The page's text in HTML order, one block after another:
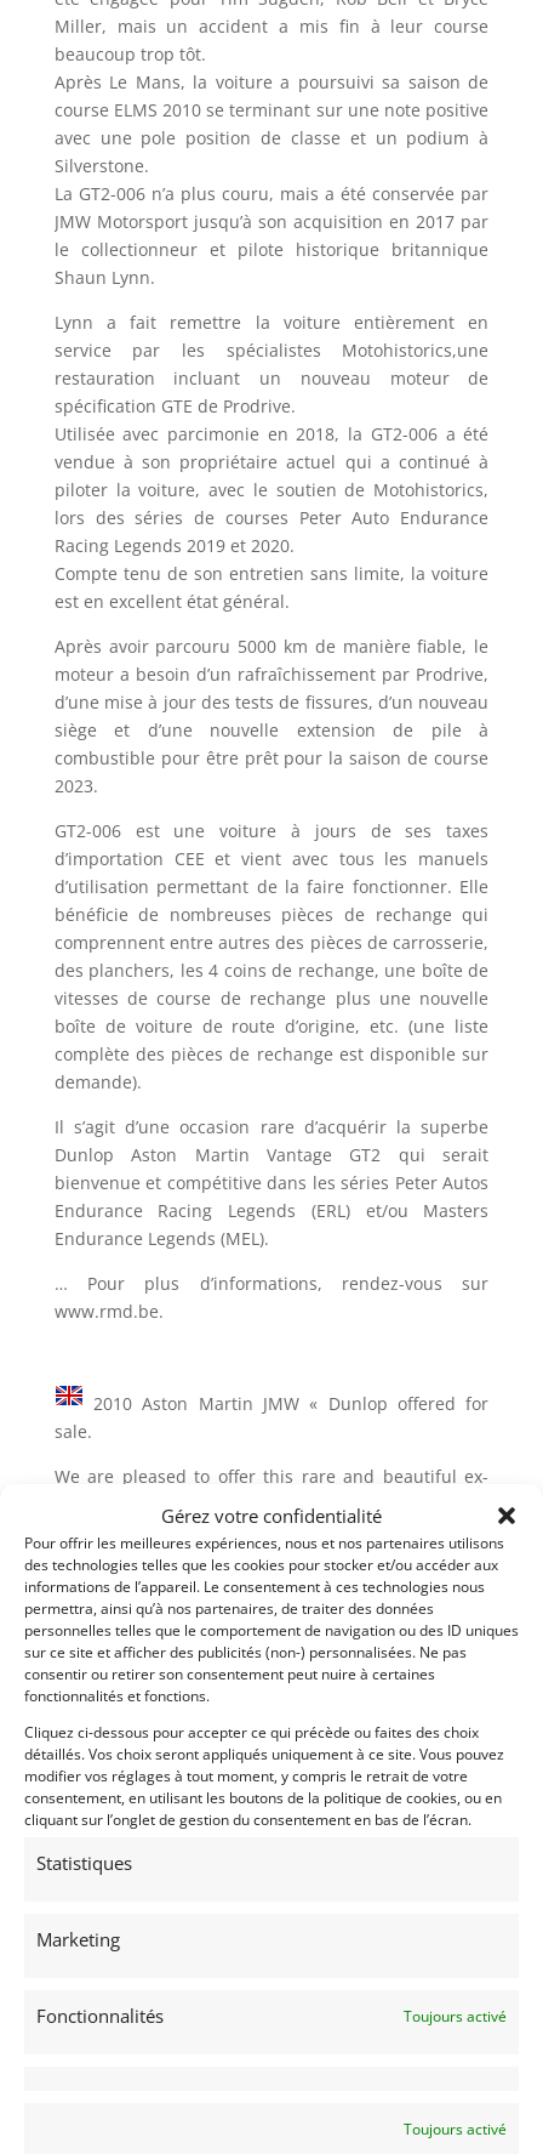
Gérez votre confidentialité
Pour offrir les meilleures expériences, nous et nos partenaires utilisons
des technologies telles que les cookies pour stocker et/ou accéder aux
informations de l’appareil. Le consentement à ces technologies nous
permettra, ainsi qu’à nos partenaires, de traiter des données
personnelles telles que le comportement de navigation ou des ID uniques
sur ce site et afficher des publicités (non-) personnalisées. Ne pas
consentir ou retirer son consentement peut nuire à certaines
fonctionnalités et fonctions.
Cliquez ci-dessous pour accepter ce qui précède ou faites des choix
détaillés. Vos choix seront appliqués uniquement à ce site. Vous pouvez
modifier vos réglages à tout moment, y compris le retrait de votre
consentement, en utilisant les boutons de la politique de cookies, ou en
cliquant sur l’onglet de gestion du consentement en bas de l’écran.
Statistiques
Marketing
Fonctionnalités Toujours activé
Toujours activé
Miller, mais un accident a mis fin à leur course
beaucoup trop tôt.
Après Le Mans, la voiture a poursuivi sa saison de
course ELMS 2010 se terminant sur une note positive
avec une pole position de classe et un podium à
Silverstone.
La GT2-006 n’a plus couru, mais a été conservée par
JMW Motorsport jusqu’à son acquisition en 2017 par
le collectionneur et pilote historique britannique
Shaun Lynn.
Lynn a fait remettre la voiture entièrement en
service par les spécialistes Motohistorics,une
restauration incluant un nouveau moteur de
spécification GTE de Prodrive.
Utilisée avec parcimonie en 2018, la GT2-006 a été
vendue à son propriétaire actuel qui a continué à
piloter la voiture, avec le soutien de Motohistorics,
lors des séries de courses Peter Auto Endurance
Racing Legends 2019 et 2020.
Compte tenu de son entretien sans limite, la voiture
est en excellent état général.
Après avoir parcouru 5000 km de manière fiable, le
moteur a besoin d’un rafraîchissement par Prodrive,
d’une mise à jour des tests de fissures, d’un nouveau
siège et d’une nouvelle extension de pile à
combustible pour être prêt pour la saison de course
2023.
GT2-006 est une voiture à jours de ses taxes
d’importation CEE et vient avec tous les manuels
d’utilisation permettant de la faire fonctionner. Elle
bénéficie de nombreuses pièces de rechange qui
comprennent entre autres des pièces de carrosserie,
des planchers, les 4 coins de rechange, une boîte de
vitesses de course de rechange plus une nouvelle
boîte de voiture de route d’origine, etc. (une liste
complète des pièces de rechange est disponible sur
demande).
Il s’agit d’une occasion rare d’acquérir la superbe
Dunlop Aston Martin Vantage GT2 qui serait
bienvenue et compétitive dans les séries Peter Autos
Endurance Racing Legends (ERL) et/ou Masters
Endurance Legends (MEL).
… Pour plus d’informations, rendez-vous sur
www.rmd.be.
2010 Aston Martin JMW « Dunlop offered for
sale.
We are pleased to offer this rare and beautiful ex-
JMW Motorsport Aston Martin Vantage GT2 VIN Nr
006 for sale.
After developing the 550 Maranello, David Richards
of Prodrive was keen on having a long term
partnership with another manufacturer. Aston
Martin made an amazing come back in 2005 in the
GT category via a Prodrive-partnership which lead to
It had great success until GT1s were banned by FIA
and ACO in 2010. Anticipating the end of the GT1s,
all the manufacturers already moved to GT2 cars in
2008 and to GTE in 2012.
Between 2008 and 2017 the Vantage V8 enjoyed full
and Le Mans. One development car (chassis X2) and
only 9 Aston Martin Vantage GT2s, numbered 001 to
of the rarest Aston Martin racing cars ever.
JMW had a tradition of holding a competition with